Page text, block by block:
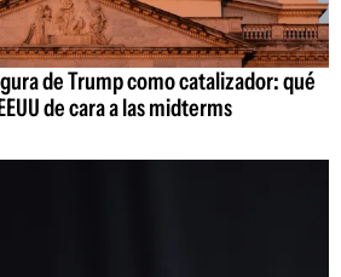
de Trump como catalizador: qué
de cara a las midterms